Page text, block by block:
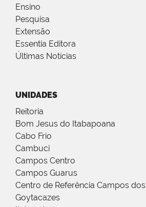
Ensino
Pesquisa
Extensão
Essentia Editora
Últimas Notícias
UNIDADES
Reitoria
Bom Jesus do Itabapoana
Cabo Frio
Cambuci
Campos Centro
Campos Guarus
Centro de Referência Campos dos
Goytacazes